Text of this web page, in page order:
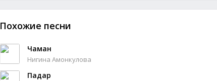
Похожие песни
Чаман
Нигина Амонкулова
Падар